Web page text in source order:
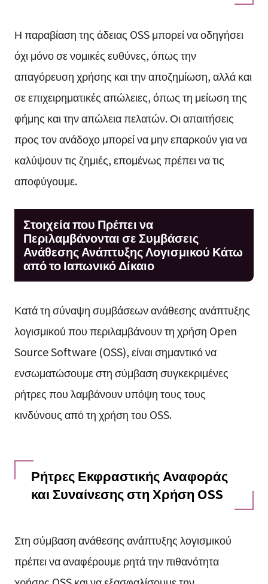
Η παραβίαση της άδειας OSS μπορεί να οδηγήσει
όχι μόνο σε νομικές ευθύνες, όπως την
απαγόρευση χρήσης και την αποζημίωση, αλλά και
σε επιχειρηματικές απώλειες, όπως τη μείωση της
φήμης και την απώλεια πελατών. Οι απαιτήσεις
προς τον ανάδοχο μπορεί να μην επαρκούν για να
καλύψουν τις ζημιές, επομένως πρέπει να τις
αποφύγουμε.
Στοιχεία που Πρέπει να
Περιλαμβάνονται σε Συμβάσεις
Ανάθεσης Ανάπτυξης Λογισμικού Κάτω
από το Ιαπωνικό Δίκαιο
Κατά τη σύναψη συμβάσεων ανάθεσης ανάπτυξης
λογισμικού που περιλαμβάνουν τη χρήση Open
Source Software (OSS), είναι σημαντικό να
ενσωματώσουμε στη σύμβαση συγκεκριμένες
ρήτρες που λαμβάνουν υπόψη τους τους
κινδύνους από τη χρήση του OSS.
Ρήτρες Εκφραστικής Αναφοράς
και Συναίνεσης στη Χρήση OSS
Στη σύμβαση ανάθεσης ανάπτυξης λογισμικού
πρέπει να αναφέρουμε ρητά την πιθανότητα